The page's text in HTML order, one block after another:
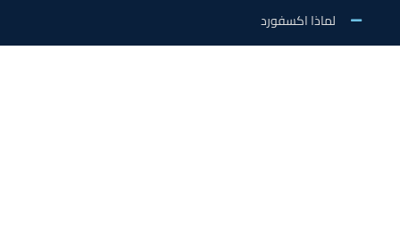
لماذا اكسفورد
الاخبار والنشاطات